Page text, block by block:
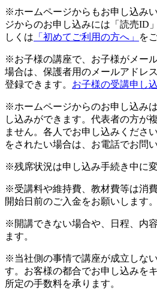
※ホームページからもお申し込み
ジからのお申し込みには「読売ID
しくは 「初めてご利用の方へ」 を
※お子様の講座で、お子様がメー
場合は、保護者用のメールアドレ
登録できます。 お子様の受講申し
※ホームページからのお申し込み
し込みができます。代表者の方が
ません。各人でお申し込みくださ
をされたい場合は、お電話でお問
※残席状況は申し込み手続き中に
※受講料や維持費、教材費等は消
開始日前のご入金をお願いします。
※開講できない場合や、日程、内
ます。
※当社側の事情で講座が成立しな
す。お客様の都合でお申し込みを
所定の手数料を承ります。